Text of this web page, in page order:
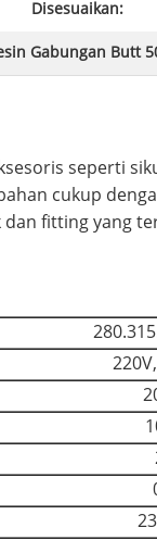
Disesuaikan:
Gabungan Butt
seperti
cukup
fitting yang